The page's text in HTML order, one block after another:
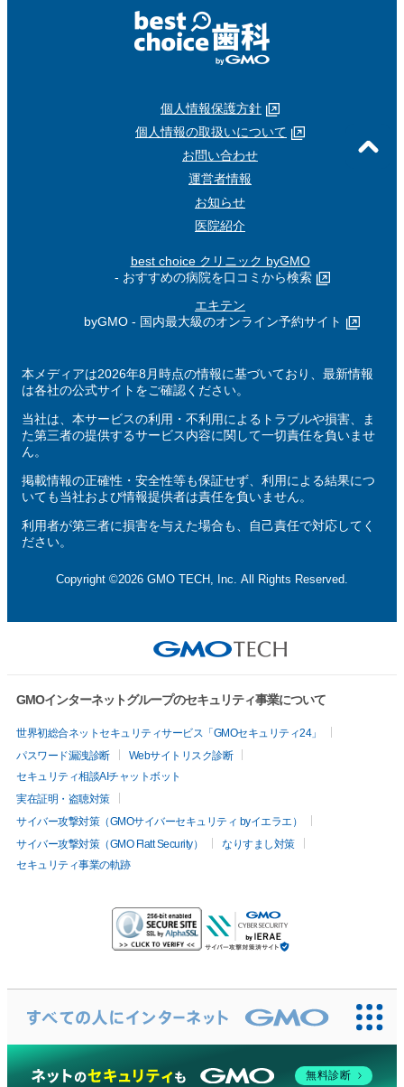
個人情報保護方針
個人情報の取扱いについて
お問い合わせ
運営者情報
お知らせ
医院紹介
best choice クリニック byGMO
- おすすめの病院を口コミから検索
エキテン
byGMO - 国内最大級のオンライン予約サイト
本メディアは2026年8月時点の情報に基づいており、最新情報
は各社の公式サイトをご確認ください。
当社は、本サービスの利用・不利用によるトラブルや損害、ま
た第三者の提供するサービス内容に関して一切責任を負いませ
ん。
掲載情報の正確性・安全性等も保証せず、利用による結果につ
いても当社および情報提供者は責任を負いません。
利用者が第三者に損害を与えた場合も、自己責任で対応してく
ださい。
Copyright ©2026 GMO TECH, Inc. All Rights Reserved.
GMOインターネットグループのセキュリティ事業について
世界初総合ネットセキュリティサービス「GMOセキュリティ24」
パスワード漏洩診断
Webサイトリスク診断
セキュリティ相談AIチャットボット
実在証明・盗聴対策
サイバー攻撃対策（GMOサイバーセキュリティ byイエラエ）
サイバー攻撃対策（GMO Flatt Security）
なりすまし対策
セキュリティ事業の軌跡
無料診断